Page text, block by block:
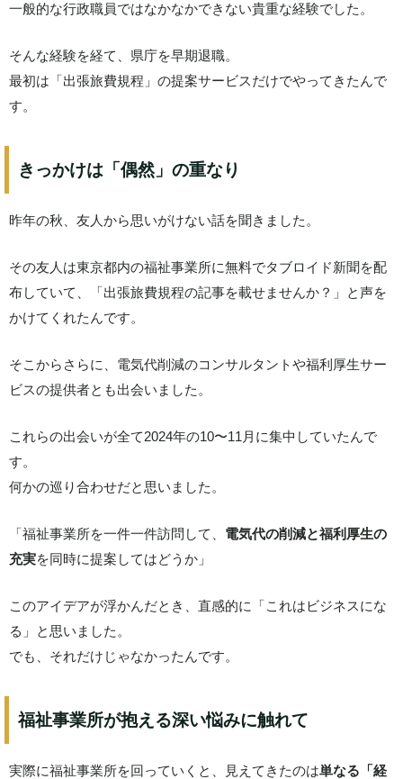
一般的な行政職員ではなかなかできない貴重な経験でした。
そんな経験を経て、県庁を早期退職。
最初は「出張旅費規程」の提案サービスだけでやってきたんで
す。
きっかけは「偶然」の重なり
昨年の秋、友人から思いがけない話を聞きました。
その友人は東京都内の福祉事業所に無料でタブロイド新聞を配
布していて、「出張旅費規程の記事を載せませんか？」と声を
かけてくれたんです。
そこからさらに、電気代削減のコンサルタントや福利厚生サー
ビスの提供者とも出会いました。
これらの出会いが全て2024年の10〜11月に集中していたんで
す。
何かの巡り合わせだと思いました。
「福祉事業所を一件一件訪問して、 電気代の削減と福利厚生の
充実を同時に提案してはどうか」
このアイデアが浮かんだとき、直感的に「これはビジネスにな
る」と思いました。
でも、それだけじゃなかったんです。
福祉事業所が抱える深い悩みに触れて
実際に福祉事業所を回っていくと、見えてきたのは単なる「経